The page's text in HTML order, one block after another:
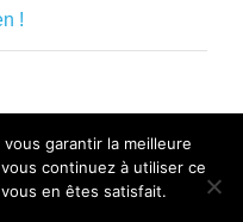
!
-POLITIQUE DE
LE MOUTARD
garantir la meilleure
continuez à utiliser ce
en êtes satisfait.